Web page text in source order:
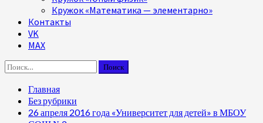
Кружок «Математика — элементарно»
Контакты
VK
MAX
Найти:
Главная
Без рубрики
26 апреля 2016 года «Университет для детей» в МБОУ